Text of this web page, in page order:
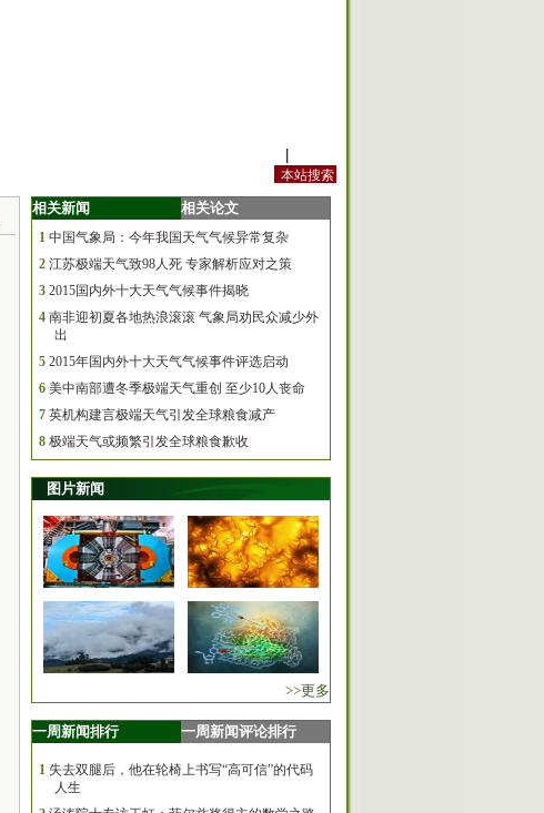
相关新闻 相关论文
1 中国气象局：今年我国天气气候异常复杂
2 江苏极端天气致98人死 专家解析应对之策
3 2015国内外十大天气气候事件揭晓
4 南非迎初夏各地热浪滚滚 气象局劝民众减少外
出
5 2015年国内外十大天气气候事件评选启动
6 美中南部遭冬季极端天气重创 至少10人丧命
7 英机构建言极端天气引发全球粮食减产
8 极端天气或频繁引发全球粮食歉收
图片新闻
>>更多
一周新闻排行 一周新闻评论排行
1 失去双腿后，他在轮椅上书写“高可信”的代码
人生